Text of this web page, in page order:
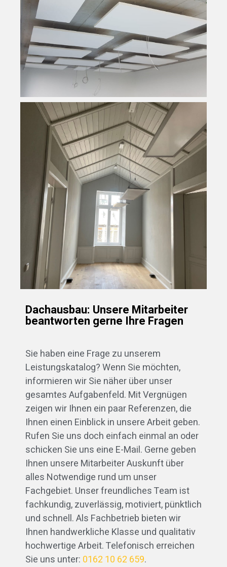
Dachausbau: Unsere Mitarbeiter
beantworten gerne Ihre Fragen
Sie haben eine Frage zu unserem
Leistungskatalog? Wenn Sie möchten,
informieren wir Sie näher über unser
gesamtes Aufgabenfeld. Mit Vergnügen
zeigen wir Ihnen ein paar Referenzen, die
Ihnen einen Einblick in unsere Arbeit geben.
Rufen Sie uns doch einfach einmal an oder
schicken Sie uns eine E-Mail. Gerne geben
Ihnen unsere Mitarbeiter Auskunft über
alles Notwendige rund um unser
Fachgebiet. Unser freundliches Team ist
fachkundig, zuverlässig, motiviert, pünktlich
und schnell. Als Fachbetrieb bieten wir
Ihnen handwerkliche Klasse und qualitativ
hochwertige Arbeit. Telefonisch erreichen
Sie uns unter: 0162 10 62 659.